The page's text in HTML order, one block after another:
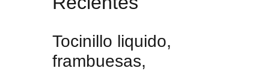
Tocinillo liquido,
frambuesas,